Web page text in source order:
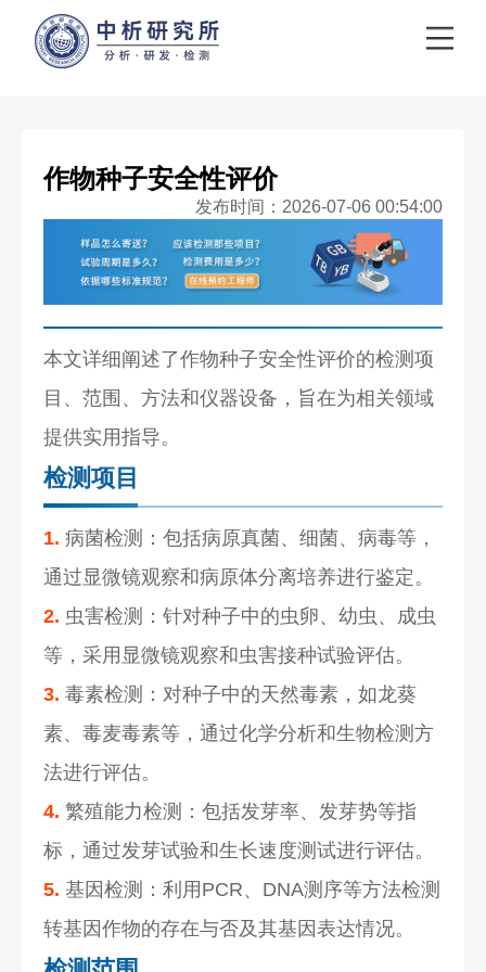
作物种子安全性评价
发布时间：2026-07-06 00:54:00
本文详细阐述了作物种子安全性评价的检测项
目、范围、方法和仪器设备，旨在为相关领域
提供实用指导。
检测项目
1. 病菌检测：包括病原真菌、细菌、病毒等，
通过显微镜观察和病原体分离培养进行鉴定。
2. 虫害检测：针对种子中的虫卵、幼虫、成虫
等，采用显微镜观察和虫害接种试验评估。
3. 毒素检测：对种子中的天然毒素，如龙葵
素、毒麦毒素等，通过化学分析和生物检测方
法进行评估。
4. 繁殖能力检测：包括发芽率、发芽势等指
标，通过发芽试验和生长速度测试进行评估。
5. 基因检测：利用PCR、DNA测序等方法检测
转基因作物的存在与否及其基因表达情况。